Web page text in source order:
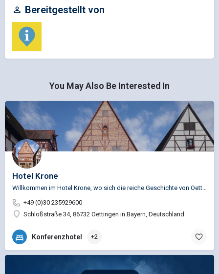
Bereitgestellt von
You May Also Be Interested In
Hotel Krone
Willkommen im Hotel Krone, wo sich die reiche Geschichte von Oettingen, mit modernem Komfort vereint. Im…
+49 (0)30 235929600
Schloßstraße 34, 86732 Oettingen in Bayern, Deutschland
Konferenzhotel +2